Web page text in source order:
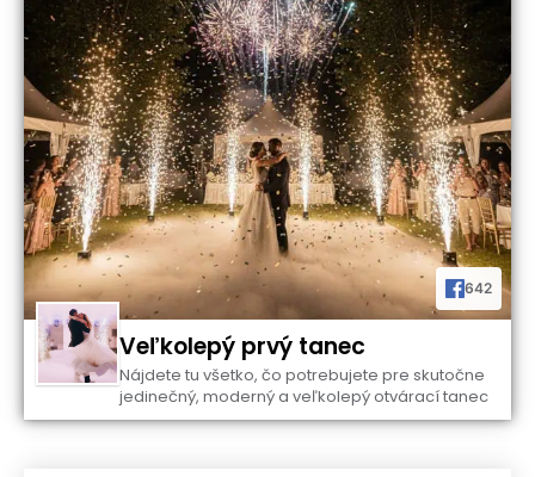
642
Veľkolepý prvý tanec
Nájdete tu všetko, čo potrebujete pre skutočne
jedinečný, moderný a veľkolepý otvárací tanec